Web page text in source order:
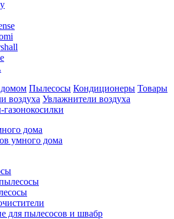
домом Пылесосы Кондиционеры Товары
воздуха Увлажнители воздуха
дома
умного дома
для пылесосов и швабр